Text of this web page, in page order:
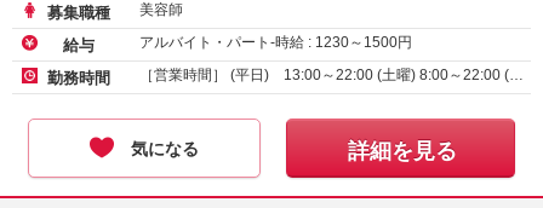
募集職種 美容師
給与 アルバイト・パート-時給 : 1230～ 1500円
勤務時間 ［営業時間］ (平日) 13:00～22:00 (土曜) 8:00～22:00 (…
気になる 詳細を見る